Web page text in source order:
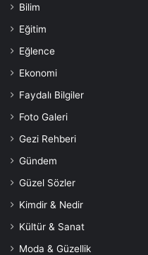
Bilim
Eğitim
Eğlence
Ekonomi
Faydalı Bilgiler
Foto Galeri
Gezi Rehberi
Gündem
Güzel Sözler
Kimdir & Nedir
Kültür & Sanat
Moda & Güzellik